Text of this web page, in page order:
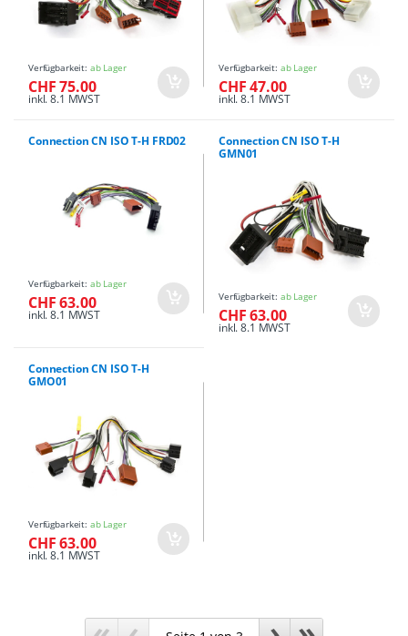
Verfügbarkeit: ab Lager
CHF 75.00
inkl. 8.1 MWST
Verfügbarkeit: ab Lager
CHF 47.00
inkl. 8.1 MWST
Connection CN ISO T-H FRD02
Verfügbarkeit: ab Lager
CHF 63.00
inkl. 8.1 MWST
Connection CN ISO T-H
GMN01
Verfügbarkeit: ab Lager
CHF 63.00
inkl. 8.1 MWST
Connection CN ISO T-H
GMO01
Verfügbarkeit: ab Lager
CHF 63.00
inkl. 8.1 MWST